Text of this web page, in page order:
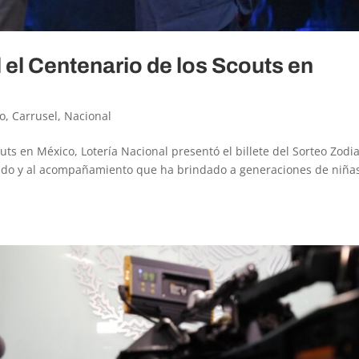
Centenario de los Scouts en
, Carrusel, Nacional
en México, Lotería Nacional presentó el billete del Sorteo
y al acompañamiento que ha brindado a generaciones de